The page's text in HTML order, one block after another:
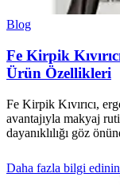
Blog
Fe Kirpik
Ürün Özellikleri
Fe Kirpik Kıvırıcı,
avantajıyla makyaj
dayanıklılığı göz
Daha fazla bilgi edinin